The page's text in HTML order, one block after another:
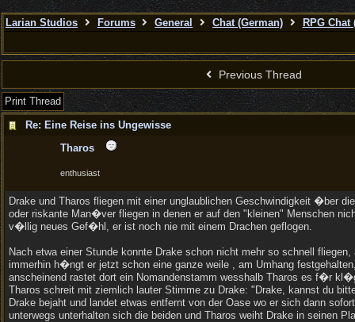
Larian Studios Forums General Chat (German) RPG Chat
Previous Thread
Print Thread
Re: Eine Reise ins Ungewisse
Tharos
enthusiast
Drake und Tharos fliegen mit einer unglaublichen Geschwindigkeit �ber
oder riskante Man�ver fliegen in denen er auf den "kleinen" Menschen
v�llig neues Gef�hl, er ist noch nie mit einem Drachen geflogen.
Nach etwa einer Stunde konnte Drake schon nicht mehr so schnell
immerhin h�ngt er jetzt schon eine ganze weile , am Umhang
anscheinend rastet dort ein Nomandenstamm wesshalb Tharos es f�r
Tharos schreit mit ziemlich lauter Stimme zu Drake: "Drake, kannst du
Drake bejaht und landet etwas entfernt von der Oase wo er sich dann
unterwegs unterhalten sich die beiden und Tharos weiht Drake in seinen